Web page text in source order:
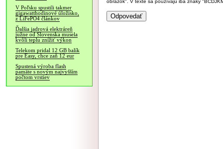
V Poľsku spustili takmer
gigawatthodinové úložisko,
z LiFePO4 článkov
Ďalšia jadrová elektráreň
južne od Slovenska musela
kvôli teplu znížiť výkon
Telekom pridal 12 GB balík
pre Easy, chce zaň 12 eur
Spustená výroba flash
pamäte s novým najvyšším
počtom vrstiev
obrázok". V texte sa používajú iba znaky